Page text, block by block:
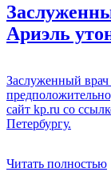
Ариэль
Заслуженный
сайт kp.ru со
Петербургу.
Читать полностью